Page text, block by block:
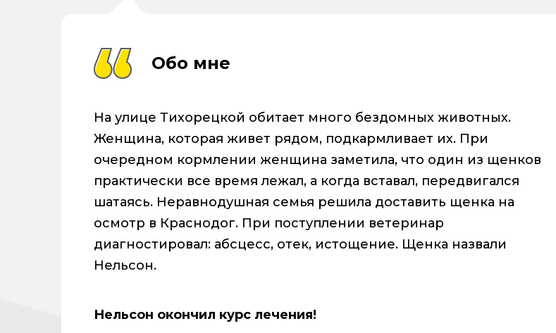
Обо мне
На улице Тихорецкой обитает много бездомных животных.
Женщина, которая живет рядом, подкармливает их. При
очередном кормлении женщина заметила, что один из щенков
практически все время лежал, а когда вставал, передвигался
шатаясь. Неравнодушная семья решила доставить щенка на
осмотр в Краснодог. При поступлении ветеринар
диагностировал: абсцесс, отек, истощение. Щенка назвали
Нельсон.
Нельсон окончил курс лечения!